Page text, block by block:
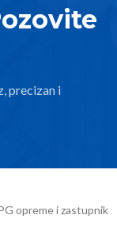
precizan i
opreme i zastupnik